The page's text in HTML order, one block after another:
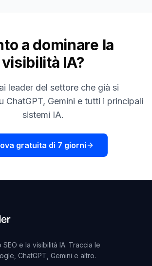
a dominare la
visibilità IA?
leader del settore che già si
ChatGPT, Gemini e tutti i principali
sistemi IA.
gratuita di 7 giorni
SEO e la visibilità IA. Traccia le
ChatGPT, Gemini e altro.